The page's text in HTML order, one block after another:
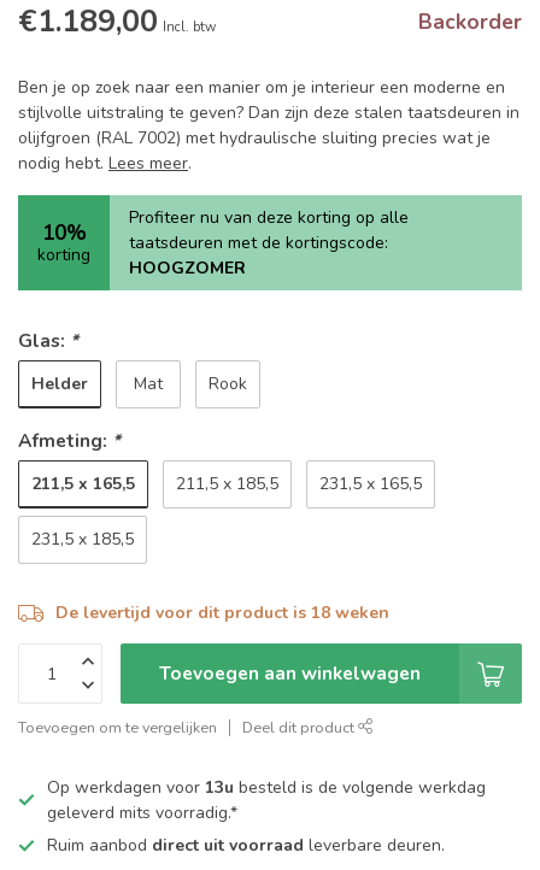
€1.189,00 Incl. btw Backorder
Ben je op zoek naar een manier om je interieur een moderne en
stijlvolle uitstraling te geven? Dan zijn deze stalen taatsdeuren in
olijfgroen (RAL 7002) met hydraulische sluiting precies wat je
nodig hebt. Lees meer.
10%
korting
Profiteer nu van deze korting op alle
taatsdeuren met de kortingscode:
HOOGZOMER
Glas: *
Helder Mat Rook
Afmeting: *
211,5 x 165,5 211,5 x 185,5 231,5 x 165,5
231,5 x 185,5
De levertijd voor dit product is 18 weken
Toevoegen aan winkelwagen
Toevoegen om te vergelijken Deel dit product
Op werkdagen voor 13u besteld is de volgende werkdag
geleverd mits voorradig.*
Ruim aanbod direct uit voorraad leverbare deuren.